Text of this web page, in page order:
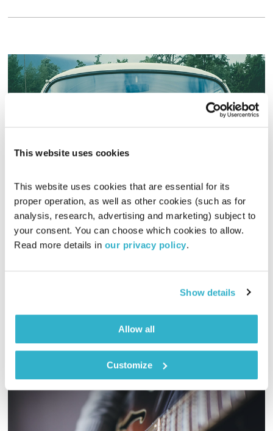
This website uses cookies
This website uses cookies that are essential for its
proper operation, as well as other cookies (such as for
analysis, research, advertising and marketing) subject to
your consent. You can choose which cookies to allow.
Read more details in our privacy policy.
Show details
Allow all
Customize
מסעותיי במרחבי הזמן
דדי יצחייק
12.07.24
00:59:39
אודיו